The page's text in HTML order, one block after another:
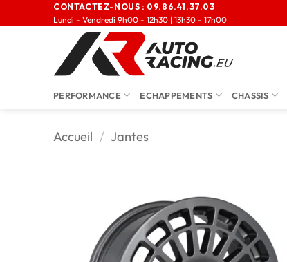
CONTACTEZ-NOUS : 09.86.41.37.03
Lundi - Vendredi 9h00 - 12h30 | 13h30 - 17h00
PERFORMANCE ECHAPPEMENTS CHASSIS
Accueil / Jantes